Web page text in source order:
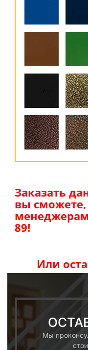
Заказать
вы
менеджерам
89!
Или
Мы